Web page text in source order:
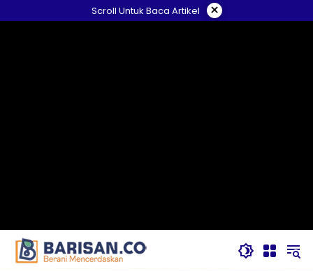
ke
Scroll Untuk Baca Artikel ×